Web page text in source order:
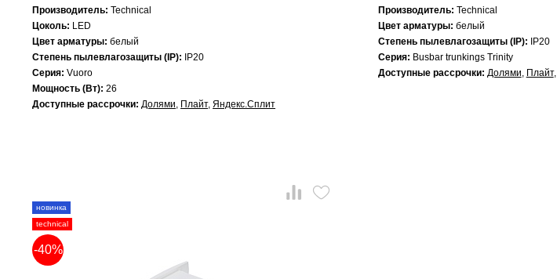
Производитель: Technical
Цоколь: LED
Цвет арматуры: белый
Степень пылевлагозащиты (IP):
IP20
Серия: Vuoro
Мощность (Вт): 26
Доступные рассрочки: Долями, Плайт, Яндекс.Сплит
Производитель: Technical
Цвет арматуры: белый
Степень пылевлагозащиты (IP):
IP20
Серия: Busbar trunkings Trinity
Доступные рассрочки: Долями, Плайт,
новинка
technical
-40%